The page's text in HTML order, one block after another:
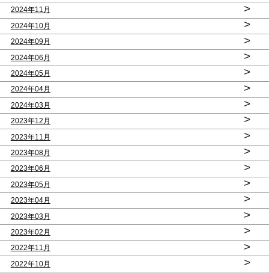
2024年11月 >
2024年10月 >
2024年09月 >
2024年06月 >
2024年05月 >
2024年04月 >
2024年03月 >
2023年12月 >
2023年11月 >
2023年08月 >
2023年06月 >
2023年05月 >
2023年04月 >
2023年03月 >
2023年02月 >
2022年11月 >
2022年10月 >